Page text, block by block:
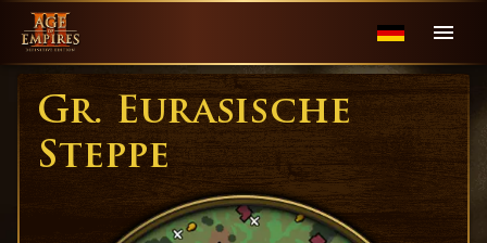
Gr. Eurasische
Steppe